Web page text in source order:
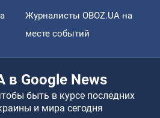
Журналисты OBOZ.UA на
месте событий
в Google News
быть в курсе последних
и мира сегодня